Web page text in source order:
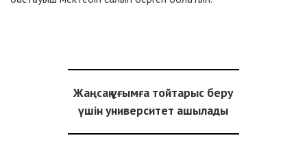
Жаңсақ ұғымға тойтарыс беру
үшін университет ашылады